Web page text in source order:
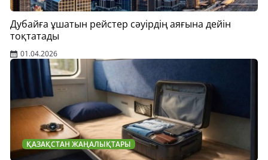
Дубайға ұшатын рейстер сәуірдің аяғына дейін
тоқтатады
01.04.2026
ҚАЗАҚСТАН ЖАҢАЛЫҚТАРЫ